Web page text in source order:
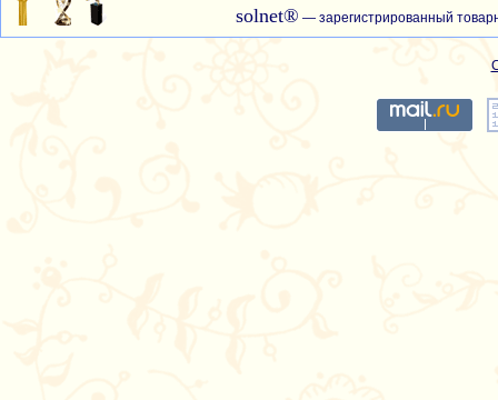
solnet® — зарегистрированный